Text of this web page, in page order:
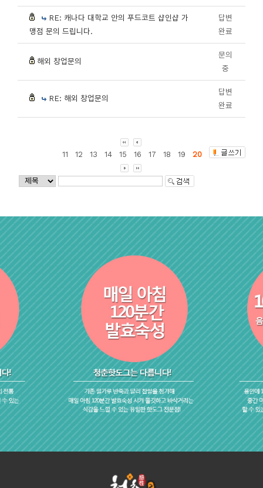
RE: 캐나다 대학교 안의 푸드코트 샵인샵 가
맹점 문의 드립니다.
답변
완료
해외 창업문의
문의
중
RE: 해외 창업문의
답변
완료
11 12 13 14 15 16 17 18 19 20